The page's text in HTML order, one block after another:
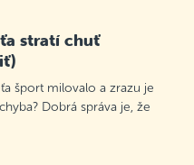
stratí chuť
šport milovalo a zrazu je
Dobrá správa je, že